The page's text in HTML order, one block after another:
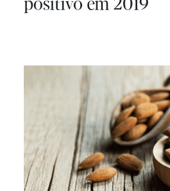
positivo em 2019